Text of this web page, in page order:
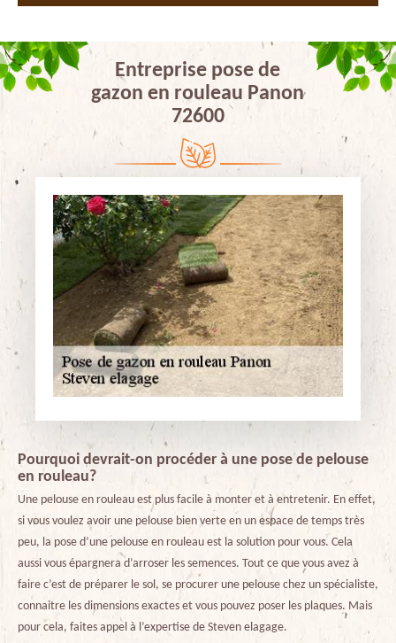
Entreprise pose de
gazon en rouleau Panon
72600
Pourquoi devrait-on procéder à une pose de pelouse
en rouleau?
Une pelouse en rouleau est plus facile à monter et à entretenir. En effet,
si vous voulez avoir une pelouse bien verte en un espace de temps très
peu, la pose d’une pelouse en rouleau est la solution pour vous. Cela
aussi vous épargnera d’arroser les semences. Tout ce que vous avez à
faire c’est de préparer le sol, se procurer une pelouse chez un spécialiste,
connaitre les dimensions exactes et vous pouvez poser les plaques. Mais
pour cela, faites appel à l’expertise de Steven elagage.